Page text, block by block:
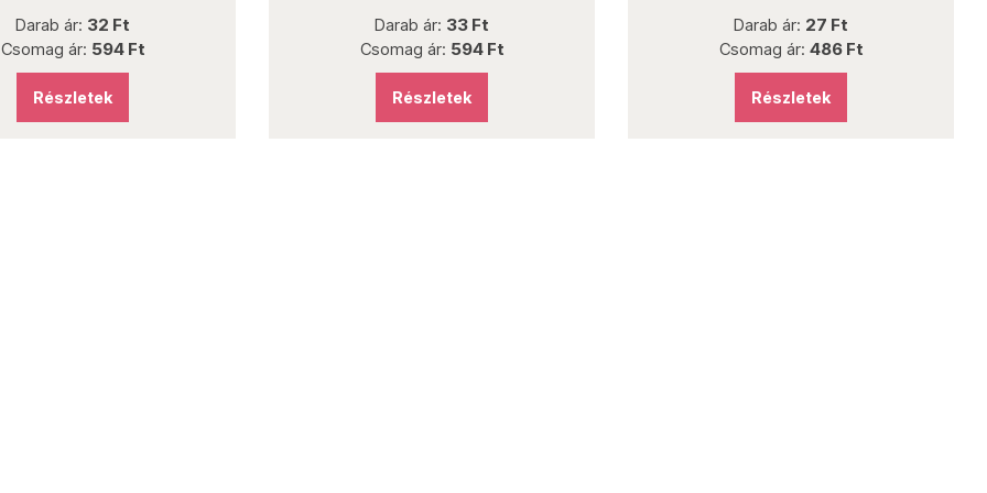
ár:32 Ft
ár:594 Ft
Részletek
Darab ár:33 Ft
Csomag ár:594 Ft
Részletek
Darab ár:27 Ft
Csomag ár:486 Ft
Részletek